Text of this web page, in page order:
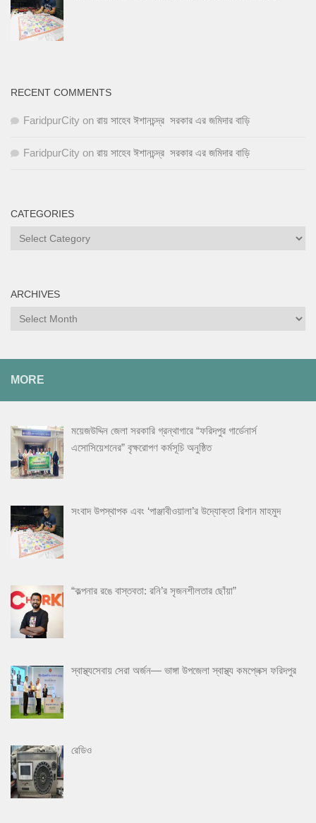
RECENT COMMENTS
FaridpurCity on রায় সাহেব ঈশানচন্দ্র সরকার এর জমিদার বাড়ি
FaridpurCity on রায় সাহেব ঈশানচন্দ্র সরকার এর জমিদার বাড়ি
CATEGORIES
ARCHIVES
MORE
ময়েজউদ্দিন জেলা সরকারি গ্রন্থাগারে “ফরিদপুর গার্ডেনার্স
এসোসিয়েশনের” বৃক্ষরোপণ কর্মসূচি অনুষ্ঠিত
সংবাদ উপস্থাপক এবং ‘পাঞ্জাবীওয়ালা’র উদ্যোক্তা রিশান মাহমুদ
“কল্পনার রঙে বাস্তবতা: রনি’র সৃজনশীলতার ছোঁয়া”
স্বাস্থ্যসেবায় সেরা অর্জন— ভাঙ্গা উপজেলা স্বাস্থ্য কমপ্লেক্স ফরিদপুর
রেডিও